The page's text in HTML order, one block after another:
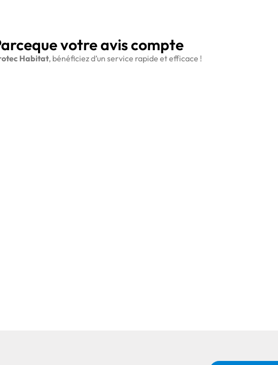
votre avis compte
Habitat, bénéficiez d’un service rapide et efficace !